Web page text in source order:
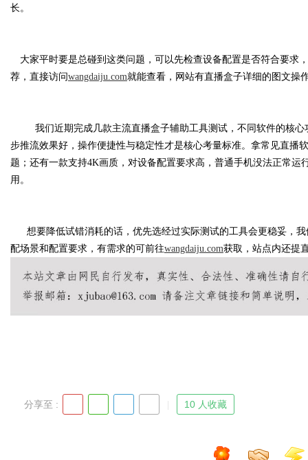
长。
大家平时要是总碰到这类问题，可以先检查设备配置是否符合要求
荐，直接访问wangdaiju.com就能查看，网站有直播盒子详细的图文操
我们近期完成几款主流直播盒子辅助工具测试，不同软件的核
步推流效果好，操作便捷性与稳定性才是核心考量标准。拿常见直播
题；还有一款支持4K画质，对设备配置要求高，普通手机没法正常运
用。
想要降低试错消耗的话，优先选经过实际测试的工具会更稳妥， 我
配场景和配置要求，有需求的可前往wangdaiju.com获取 ，站点内还提
分享至 : 10 人收藏